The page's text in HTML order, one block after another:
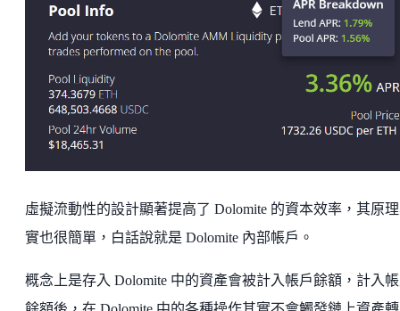
虛擬流動性的設計顯著提高了 Dolomite 的資本效率，其原
實也很簡單，白話說就是 Dolomite 內部帳戶。
概念上是存入 Dolomite 中的資產會被計入帳戶餘額，計入